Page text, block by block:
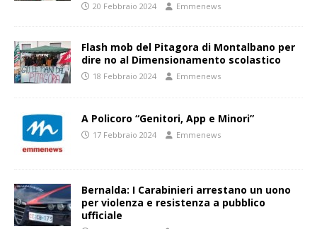
20 Febbraio 2024 Emmenews
Flash mob del Pitagora di Montalbano per
dire no al Dimensionamento scolastico
18 Febbraio 2024 Emmenews
A Policoro “Genitori, App e Minori”
17 Febbraio 2024 Emmenews
Bernalda: I Carabinieri arrestano un uono
per violenza e resistenza a pubblico
ufficiale